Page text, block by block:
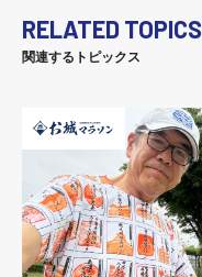
RELATED TOPICS
関連するトピックス